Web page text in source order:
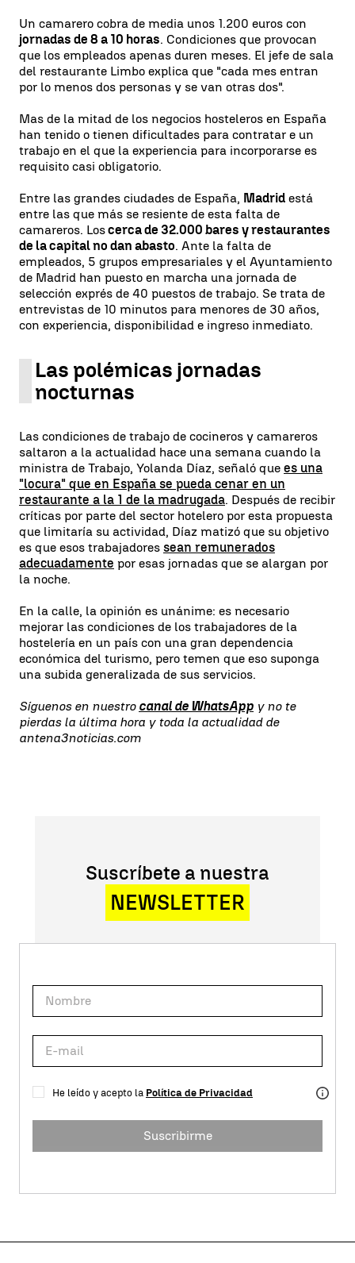
Un camarero cobra de media unos 1.200 euros con
jornadas de 8 a 10 horas. Condiciones que provocan
que los empleados apenas duren meses. El jefe de sala
del restaurante Limbo explica que "cada mes entran
por lo menos dos personas y se van otras dos".
Mas de la mitad de los negocios hosteleros en España
han tenido o tienen dificultades para contratar e un
trabajo en el que la experiencia para incorporarse es
requisito casi obligatorio.
Entre las grandes ciudades de España, Madrid está
entre las que más se resiente de esta falta de
camareros. Loscerca de 32.000 bares y restaurantes
de la capital no dan abasto. Ante la falta de
empleados, 5 grupos empresariales y el Ayuntamiento
de Madrid han puesto en marcha una jornada de
selección exprés de 40 puestos de trabajo. Se trata de
entrevistas de 10 minutos para menores de 30 años,
con experiencia, disponibilidad e ingreso inmediato.
Las polémicas jornadas
nocturnas
Las condiciones de trabajo de cocineros y camareros
saltaron a la actualidad hace una semana cuando la
ministra de Trabajo, Yolanda Díaz, señaló que es una
"locura" que en España se pueda cenar en un
restaurante a la 1 de la madrugada. Después de recibir
críticas por parte del sector hotelero por esta propuesta
que limitaría su actividad, Díaz matizó que su objetivo
es que esos trabajadores sean remunerados
adecuadamente por esas jornadas que se alargan por
la noche.
En la calle, la opinión es unánime: es necesario
mejorar las condiciones de los trabajadores de la
hostelería en un país con una gran dependencia
económica del turismo, pero temen que eso suponga
una subida generalizada de sus servicios.
Síguenos en nuestro canal de WhatsApp y no te
pierdas la última hora y toda la actualidad de
antena3noticias.com
Suscríbete a nuestra
NEWSLETTER
He leído y acepto la Política de Privacidad
Suscribirme